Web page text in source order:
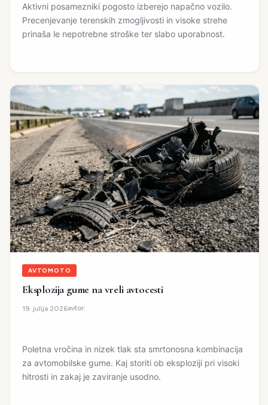
Aktivni posamezniki pogosto izberejo napačno vozilo.
Precenjevanje terenskih zmogljivosti in visoke strehe
prinaša le nepotrebne stroške ter slabo uporabnost.
AVTOMOTO
Eksplozija gume na vreli avtocesti
19. julija 2026avtor:
Poletna vročina in nizek tlak sta smrtonosna kombinacija
za avtomobilske gume. Kaj storiti ob eksploziji pri visoki
hitrosti in zakaj je zaviranje usodno.